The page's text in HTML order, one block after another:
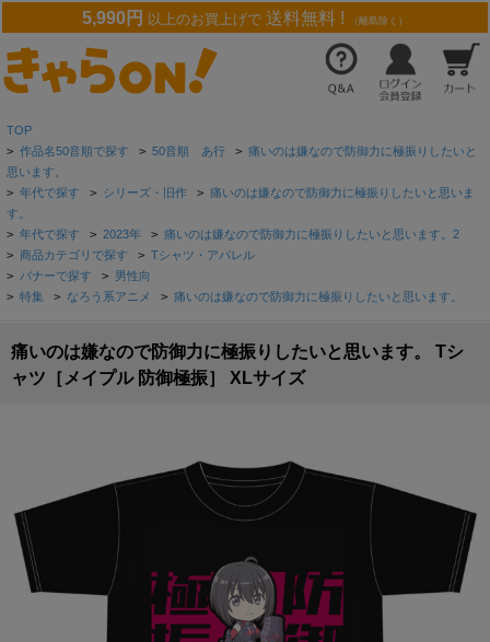
5,990円 以上のお買上げで 送料無料 ! （離島除く）
TOP
> 作品名50音順で探す > 50音順 あ行 > 痛いのは嫌なので防御力に極振りしたいと
思います。
> 年代で探す > シリーズ・旧作 > 痛いのは嫌なので防御力に極振りしたいと思いま
す。
> 年代で探す > 2023年 > 痛いのは嫌なので防御力に極振りしたいと思います。2
> 商品カテゴリで探す > Tシャツ・アパレル
> バナーで探す > 男性向
> 特集 > なろう系アニメ > 痛いのは嫌なので防御力に極振りしたいと思います。
痛いのは嫌なので防御力に極振りしたいと思います。 Tシ
ャツ［メイプル 防御極振］ XLサイズ